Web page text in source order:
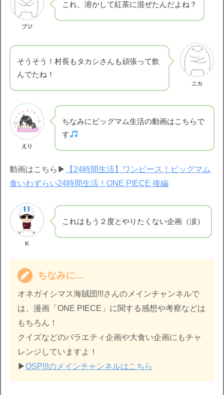
プジ
これ、溶かして紅茶に混ぜたんだよね？
ニカ
そうそう！村長もタカシさんも頑張って飲
んでたね！
えり
ちなみにビッグマム生活の動画はこちらで
す
動画はこちら▶︎
【24時間生活】ワンピース！ビッグマム
食いわずらい24時間生活！ONE PIECE 後編
K
これはもう２度とやりたくない企画（涙）
ちなみに…
オネガイシマス海賊団!!!さんのメインチャンネルで
は、漫画「ONE PIECE」に関する感想や考察などは
もちろん！
クイズなどのバラエティ企画や大食い企画にもチャ
レンジしていますよ！
▶︎OSP!!!のメインチャンネルはこちら